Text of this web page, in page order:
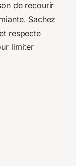
de recourir
Sachez
respecte
limiter